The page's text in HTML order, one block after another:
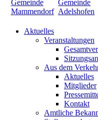
Aktuelles
Veranstaltungen
Aus dem
Aktuelles
Mitglieder
Kontakt
Amtliche